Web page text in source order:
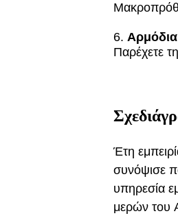
6.
Παρέχετε
Έτη
συνόψισε
υπηρεσία
μερών του